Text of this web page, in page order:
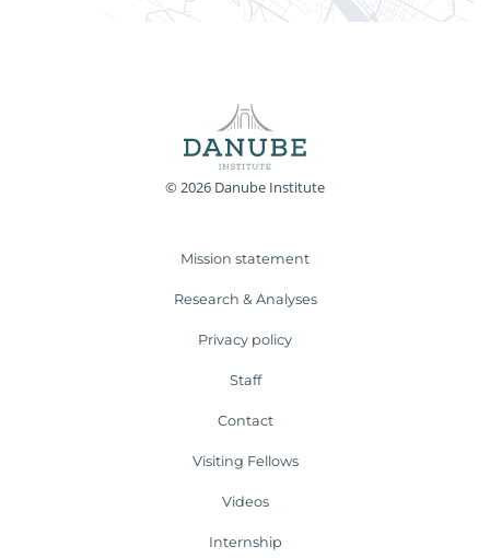
© 2026 Danube Institute
Mission statement
Research & Analyses
Privacy policy
Staff
Contact
Visiting Fellows
Videos
Internship